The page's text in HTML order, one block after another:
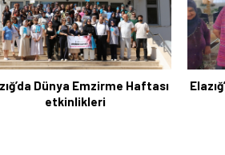
6 bin kilometre geldi: Tercüman
Dünya Emzirme Haftası
etkinlikleri